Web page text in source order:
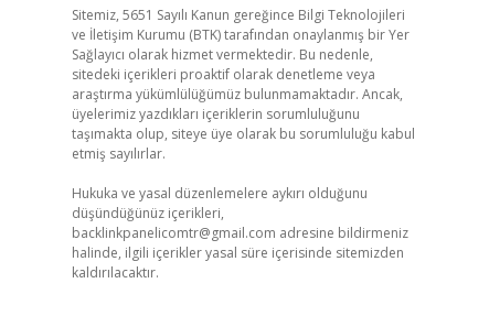
Sitemiz, 5651 Sayılı Kanun gereğince Bilgi Teknolojileri
ve İletişim Kurumu (BTK) tarafından onaylanmış bir Yer
Sağlayıcı olarak hizmet vermektedir. Bu nedenle,
sitedeki içerikleri proaktif olarak denetleme veya
araştırma yükümlülüğümüz bulunmamaktadır. Ancak,
üyelerimiz yazdıkları içeriklerin sorumluluğunu
taşımakta olup, siteye üye olarak bu sorumluluğu kabul
etmiş sayılırlar.
Hukuka ve yasal düzenlemelere aykırı olduğunu
düşündüğünüz içerikleri,
backlinkpanelicomtr@gmail.com adresine bildirmeniz
halinde, ilgili içerikler yasal süre içerisinde sitemizden
kaldırılacaktır.